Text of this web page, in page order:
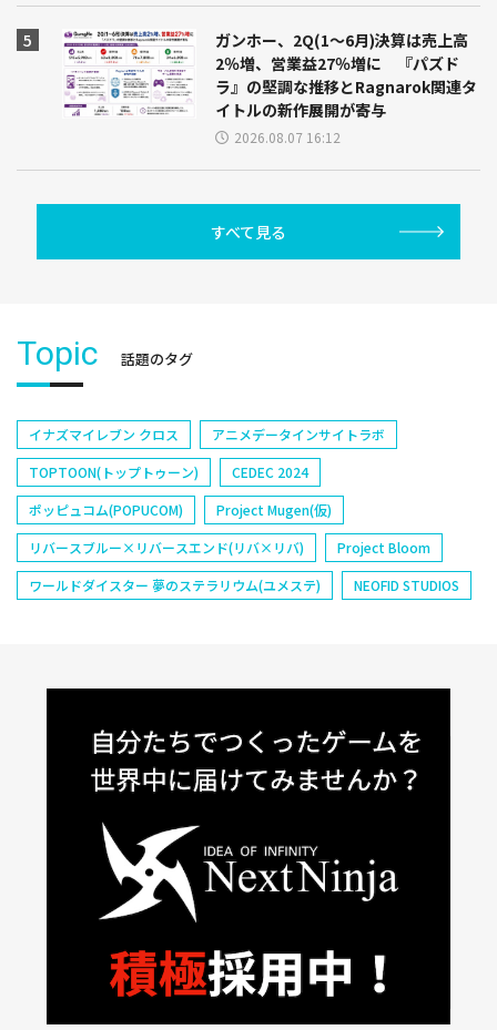
ガンホー、2Q(1～6月)決算は売上高
2％増、営業益27％増に 『パズド
ラ』の堅調な推移とRagnarok関連タ
イトルの新作展開が寄与
2026.08.07 16:12
すべて見る
Topic 話題のタグ
イナズマイレブン クロス
アニメデータインサイトラボ
TOPTOON(トップトゥーン)
CEDEC 2024
ポッピュコム(POPUCOM)
Project Mugen(仮)
リバースブルー×リバースエンド(リバ×リバ)
Project Bloom
ワールドダイスター 夢のステラリウム(ユメステ)
NEOFID STUDIOS